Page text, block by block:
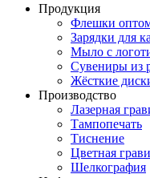
Продукция
Флешки
Зарядки для
Мыло с
Сувениры из
Жёсткие
Производство
Лазерная
Тампопечать
Тиснение
Цветная
Шелкография